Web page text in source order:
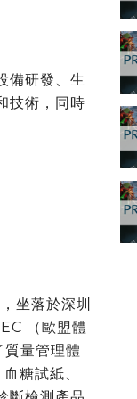
備研發、生
技術，同時
坐落於深圳
（歐盟體
量管理體
糖試紙、